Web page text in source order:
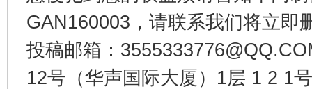
GAN160003，请联系我们将立即
投稿邮箱：
12号（华声国际大厦）1层 1 2 1
千年窑火 生生不息 一